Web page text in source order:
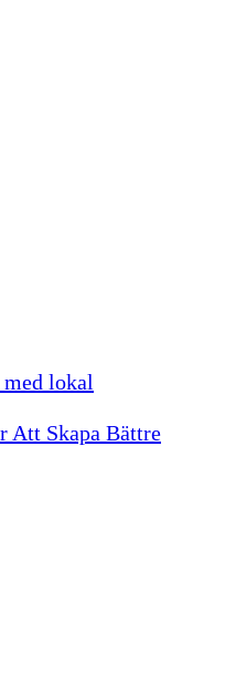
lokal
Att Skapa Bättre